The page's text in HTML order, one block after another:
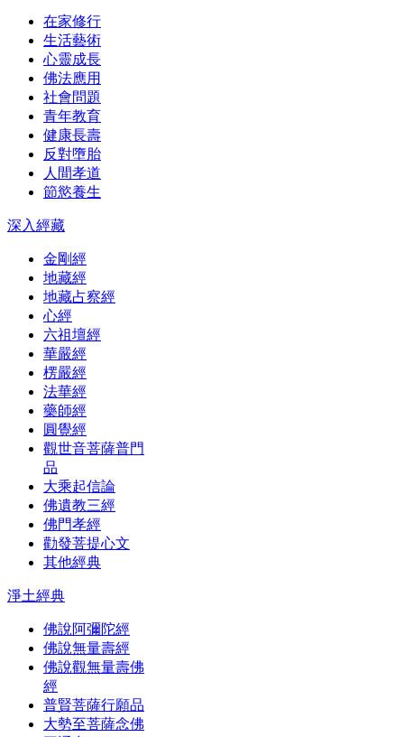
在家修行
生活藝術
心靈成長
佛法應用
社會問題
青年教育
健康長壽
反對墮胎
人間孝道
節慾養生
深入經藏
金剛經
地藏經
地藏占察經
心經
六祖壇經
華嚴經
楞嚴經
法華經
藥師經
圓覺經
觀世音菩薩普門
品
大乘起信論
佛遺教三經
佛門孝經
勸發菩提心文
其他經典
淨土經典
佛說阿彌陀經
佛說無量壽經
佛說觀無量壽佛
經
普賢菩薩行願品
大勢至菩薩念佛